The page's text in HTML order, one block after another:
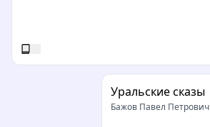
Уральские сказы
Бажов Павел Петрович